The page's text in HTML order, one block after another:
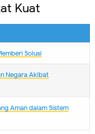
Kuat
Solusi
Negara Akibat
Aman dalam Sistem